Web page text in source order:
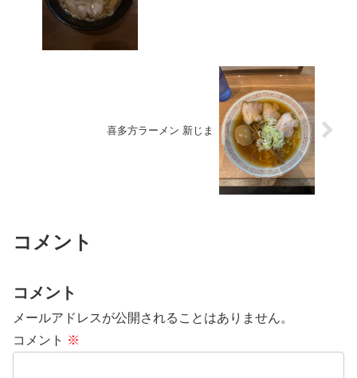
喜多方ラーメン 新じま
コメント
コメント
メールアドレスが公開されることはありません。
コメント ※